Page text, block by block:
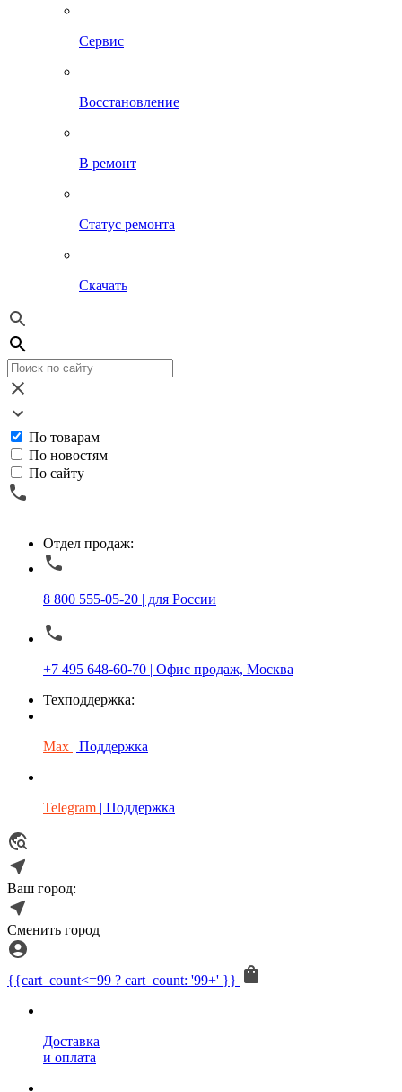
Сервис
Восстановление
В ремонт
Статус ремонта
Скачать
По товарам
По новостям
По сайту
Отдел продаж:
8 800 555-05-20 | для России
+7 495 648-60-70 | Офис продаж, Москва
Техподдержка:
Max | Поддержка
Telegram | Поддержка
Ваш город:
Сменить город
{{cart_count<=99 ? cart_count: '99+' }}
Доставка
и оплата